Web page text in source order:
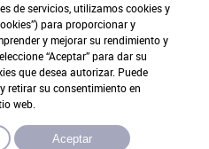
de servicios, utilizamos cookies y
para proporcionar y
y mejorar su rendimiento y
“Aceptar” para dar su
que desea autorizar. Puede
retirar su consentimiento en
web.
Aceptar